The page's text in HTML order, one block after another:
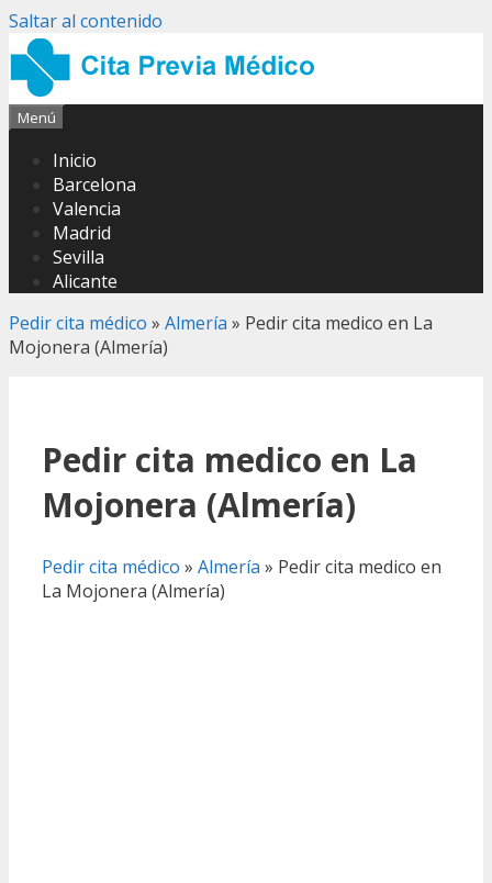
Saltar al contenido
Menú
Inicio
Barcelona
Valencia
Madrid
Sevilla
Alicante
Pedir cita médico » Almería » Pedir cita medico en La
Mojonera (Almería)
Pedir cita medico en La
Mojonera (Almería)
Pedir cita médico » Almería » Pedir cita medico en
La Mojonera (Almería)